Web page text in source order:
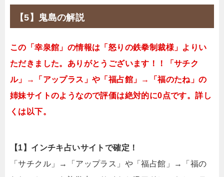
【5】鬼島の解説
この「幸泉館」の情報は「怒りの鉄拳制裁様」よりい
ただきました。ありがとうございます！！「サチク
ル」→「アップラス」や「福占館」→「福のたね」の
姉妹サイトのようなので評価は絶対的に0点です。詳し
くは以下。
【1】インチキ占いサイトで確定！
「サチクル」→「アップラス」や「福占館」→「福の